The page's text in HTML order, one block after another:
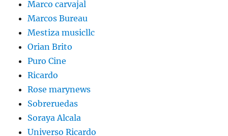
Marco carvajal
Marcos Bureau
Mestiza musicllc
Orian Brito
Puro Cine
Ricardo
Rose marynews
Sobreruedas
Soraya Alcala
Universo Ricardo